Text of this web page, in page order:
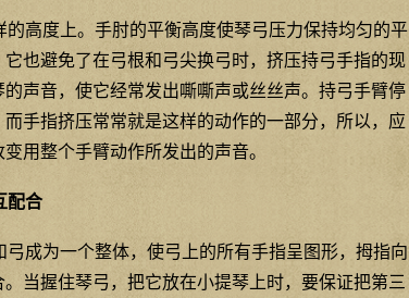
高度上。手肘的平衡高度使琴弓压力保持均匀的平
也避免了在弓根和弓尖换弓时，挤压持弓手指的现
声音，使它经常发出嘶嘶声或丝丝声。持弓手臂停
手指挤压常常就是这样的动作的一部分，所以，应
用整个手臂动作所发出的声音。
配合
成为一个整体，使弓上的所有手指呈图形，拇指向
当握住琴弓，把它放在小提琴上时，要保证把第三